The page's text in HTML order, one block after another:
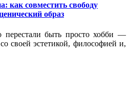
как совместить свободу
образ
перестали быть просто хобби —
своей эстетикой, философией и,